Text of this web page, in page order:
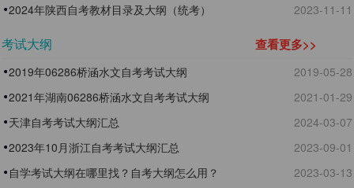
2024年陕西自考教材目录及大纲（统考）
2023-11-11
考试大纲 查看更多>>
2019年06286桥涵水文自考考试大纲
2019-05-28
2021年湖南06286桥涵水文自考考试大纲
2021-01-29
天津自考考试大纲汇总
2024-03-07
2023年10月浙江自考考试大纲汇总
2023-09-01
自学考试大纲在哪里找？自考大纲怎么用？
2023-03-13